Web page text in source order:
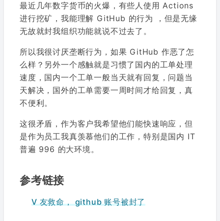
最近几年数字货币的火爆，有些人使用 Actions
进行挖矿，我能理解 GitHub 的行为 ，但是无缘
无故就封我组织功能就说不过去了。
所以我很讨厌垄断行为，如果 GitHub 作恶了怎
么样？另外一个感触就是习惯了国内的工单处理
速度，国内一个工单一般当天就有回复，问题当
天解决，国外的工单需要一周时间才给回复，真
不便利。
这很矛盾，作为客户我希望他们能快速响应，但
是作为员工我真羡慕他们的工作，特别是国内 IT
普遍 996 的大环境。
参考链接
V 友救命， github 账号被封了